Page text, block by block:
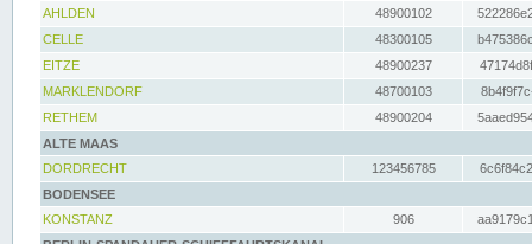
AHLDEN
48900102
CELLE
48300105
EITZE
48900237
MARKLENDORF
48700103
RETHEM
48900204
ALTE MAAS
DORDRECHT
123456785
BODENSEE
KONSTANZ
906